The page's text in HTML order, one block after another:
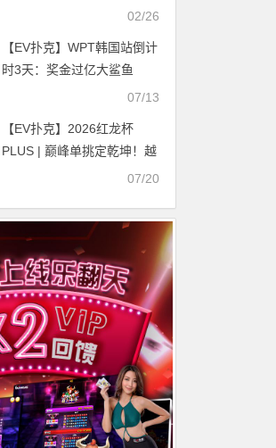
02/26
【EV扑克】WPT韩国站倒计
时3天：奖金过亿大鲨鱼
Steve O’Dwyer确认出席主
07/13
【EV扑克】2026红龙杯
PLUS | 巅峰单挑定乾坤！越
南选手Ta Khanh Duy 极致发
斩获亚军
07/20